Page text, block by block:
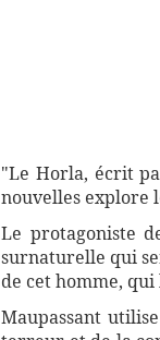
"Le Horla, écrit
nouvelles explore
Le protagoniste
surnaturelle qui
de cet homme,
Maupassant